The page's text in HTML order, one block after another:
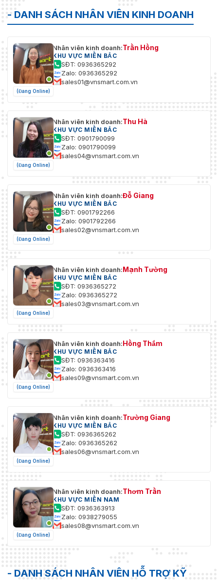
- DANH SÁCH NHÂN VIÊN KINH DOANH
(Đang Online)
Nhân viên kinh doanh:Trần Hồng
KHU VỰC MIỀN BẮC
SĐT: 0936365292
Zalo: 0936365292
sales01@vnsmart.com.vn
(Đang Online)
Nhân viên kinh doanh:Thu Hà
KHU VỰC MIỀN BẮC
SĐT: 0901790099
Zalo: 0901790099
sales04@vnsmart.com.vn
(Đang Online)
Nhân viên kinh doanh:Đỗ Giang
KHU VỰC MIỀN BẮC
SĐT: 0901792266
Zalo: 0901792266
sales02@vnsmart.com.vn
(Đang Online)
Nhân viên kinh doanh:Mạnh Tường
KHU VỰC MIỀN BẮC
SĐT: 0936365272
Zalo: 0936365272
sales03@vnsmart.com.vn
(Đang Online)
Nhân viên kinh doanh:Hồng Thắm
KHU VỰC MIỀN BẮC
SĐT: 0936363416
Zalo: 0936363416
sales09@vnsmart.com.vn
(Đang Online)
Nhân viên kinh doanh:Trường Giang
KHU VỰC MIỀN BẮC
SĐT: 0936365262
Zalo: 0936365262
sales06@vnsmart.com.vn
(Đang Online)
Nhân viên kinh doanh:Thơm Trần
KHU VỰC MIỀN NAM
SĐT: 0936363913
Zalo: 0938279055
sales08@vnsmart.com.vn
- DANH SÁCH NHÂN VIÊN HỖ TRỢ KỸ